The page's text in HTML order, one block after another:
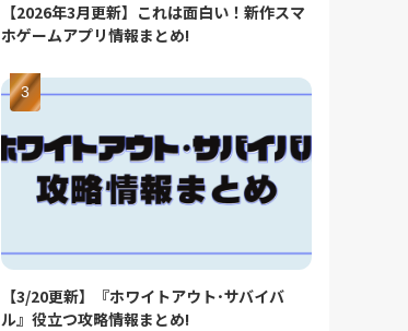
【2026年3月更新】これは面白い！新作スマ
ホゲームアプリ情報まとめ!
【3/20更新】『ホワイトアウト･サバイバ
ル』役立つ攻略情報まとめ!